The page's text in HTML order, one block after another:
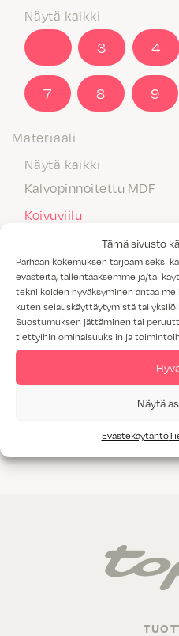
Tämä sivusto
Parhaan kokemuksen tarjoamiseksi
evästeitä, tallentaaksemme ja/tai
tekniikoiden hyväksyminen antaa
kuten selauskäyttäytymistä tai
Suostumuksen jättäminen tai
tiettyihin ominaisuuksiin ja
Näytä
Evästekäytäntö
Näytä kaikki
3 4
7 8 9
Materiaali
Näytä kaikki
Kalvopinnoitettu MDF
Koivuviilu
Maalattu MDF
Massiivipuu
Melamiini
Tammiviilu